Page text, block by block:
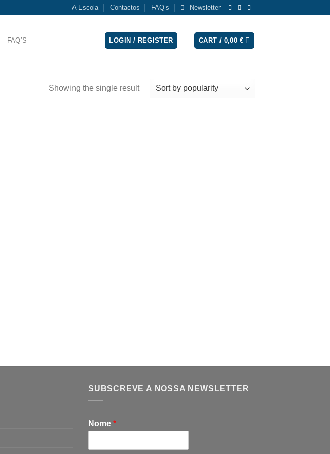
A Escola Contactos FAQ’s Newsletter
FAQ’S LOGIN / REGISTER CART / 0,00 €
Showing the single result
SUBSCREVE A NOSSA NEWSLETTER
Nome *